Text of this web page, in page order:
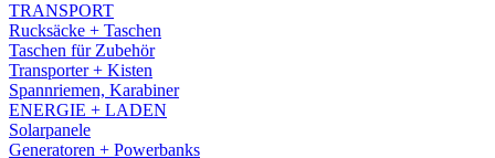
TRANSPORT
Rucksäcke + Taschen
Taschen für Zubehör
Transporter + Kisten
Spannriemen, Karabiner
ENERGIE + LADEN
Solarpanele
Generatoren + Powerbanks